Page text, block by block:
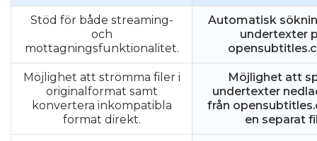
Stöd för både streaming-
och
mottagningsfunktionalitet.
Automatisk
undertexter
Möjlighet att strömma filer i
originalformat samt
konvertera inkompatibla
format direkt.
Möjlighet att
undertexter
från
en separat